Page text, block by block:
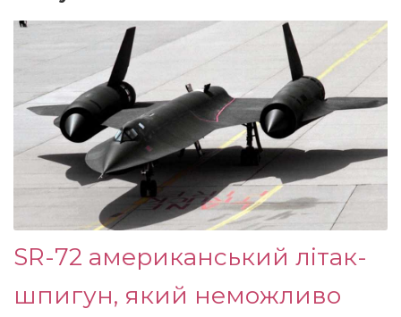
SR-72 американський літак-
шпигун, який неможливо